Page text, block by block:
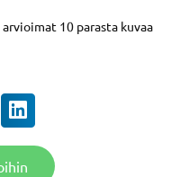
10 parasta kuvaa